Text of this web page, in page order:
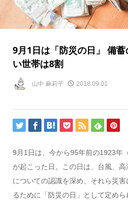
9月1日は「防災の日」 備
い世帯は8割
山中 麻莉子 2018.09.01
9月1日は、今から95年前の1923年
が起こった日。この日は、台風、
についての認識を深め、それら災
るために「防災の日」として定めら